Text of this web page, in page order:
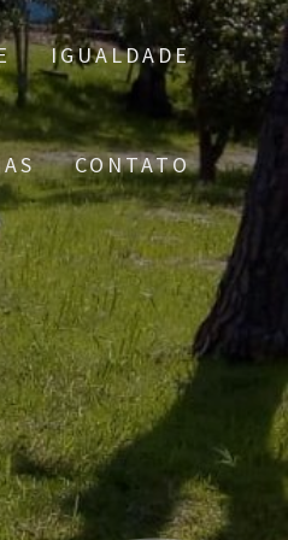
IGUALDADE
CONTATO